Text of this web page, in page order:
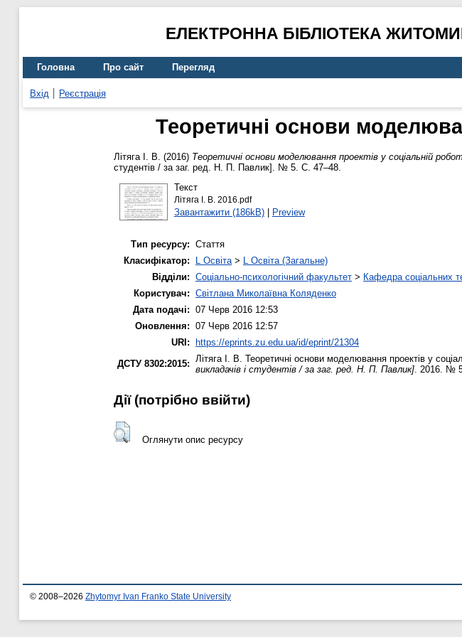
ЕЛЕКТРОННА БІБЛІОТЕКА
Головна Про сайт Перегляд
Вхід Реєстрація
Теоретичні основи
Літяга І. В. (2016) Теоретичні основи моделювання проектів у соціальній
студентів / за заг. ред. Н. П. Павлик]. № 5. С. 47–48.
Текст
Літяга І. В. 2016.pdf
Завантажити (186kB)| Preview
Тип ресурсу: Стаття
Класифікатор:
L Освіта> L Освіта (Загальне)
Відділи: Соціально-психологічний факультет > Кафедра соціальних
Користувач: Світлана Миколаївна Коляденко
Дата подачі: 07 Черв 2016 12:53
Оновлення: 07 Черв 2016 12:57
URI:
https://eprints.zu.edu.ua/id/eprint/21304
ДСТУ 8302:2015: Літяга І. В. Теоретичні основи моделювання проектів у
викладачів і студентів / за заг. ред. Н. П. Павлик]. 2016. №
Дії ​​(потрібно ввійти)
Оглянути опис ресурсу
© 2008–2026 Zhytomyr Ivan Franko State University